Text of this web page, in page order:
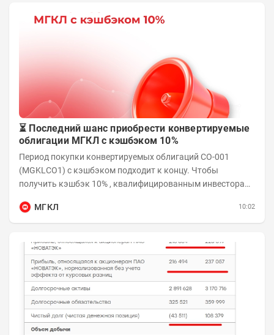
⏳ Последний шанс приобрести конвертируемые
облигации МГКЛ с кэшбэком 10%
Период покупки конвертируемых облигаций СО-001
(MGKLCO1) с кэшбэком подходит к концу. Чтобы
получить кэшбэк 10% , квалифицированным инвесторам
МГКЛ
10:02